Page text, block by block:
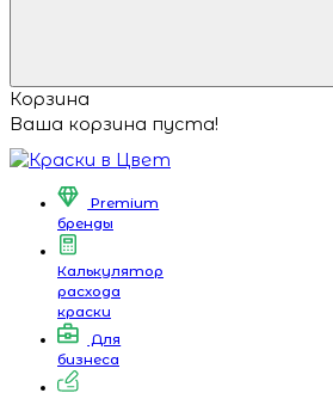
Корзина
Ваша корзина пуста!
Premium
бренды
Калькулятор
расхода
краски
Для
бизнеса